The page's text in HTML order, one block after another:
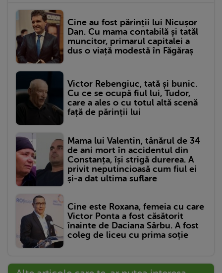
Cine au fost părinții lui Nicușor
Dan. Cu mama contabilă și tatăl
muncitor, primarul capitalei a
dus o viață modestă în Făgăraș
Victor Rebengiuc, tată și bunic.
Cu ce se ocupă fiul lui, Tudor,
care a ales o cu totul altă scenă
față de părinții lui
Mama lui Valentin, tânărul de 34
de ani mort în accidentul din
Constanța, își strigă durerea. A
privit neputincioasă cum fiul ei
și-a dat ultima suflare
Cine este Roxana, femeia cu care
Victor Ponta a fost căsătorit
înainte de Daciana Sârbu. A fost
coleg de liceu cu prima soție